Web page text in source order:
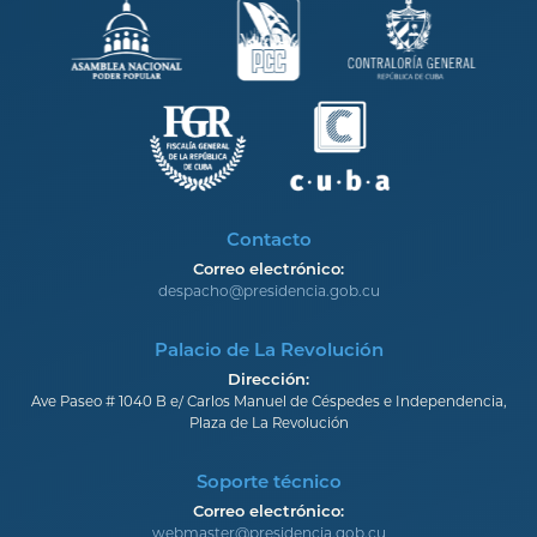
Contacto
Correo electrónico:
despacho@presidencia.gob.cu
Palacio de La Revolución
Dirección:
Ave Paseo # 1040 B e/ Carlos Manuel de Céspedes e Independencia,
Plaza de La Revolución
Soporte técnico
Correo electrónico:
webmaster@presidencia.gob.cu